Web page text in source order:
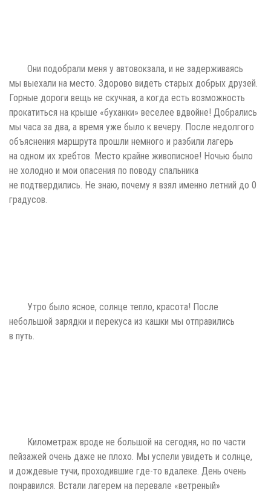
Они подобрали меня у автовокзала, и не задерживаясь
мы выехали на место. Здорово видеть старых добрых друзей.
Горные дороги вещь не скучная, а когда есть возможность
прокатиться на крыше «буханки» веселее вдвойне! Добрались
мы часа за два, а время уже было к вечеру. После недолгого
объяснения маршрута прошли немного и разбили лагерь
на одном их хребтов. Место крайне живописное! Ночью было
не холодно и мои опасения по поводу спальника
не подтвердились. Не знаю, почему я взял именно летний до 0
градусов.
Утро было ясное, солнце тепло, красота! После
небольшой зарядки и перекуса из кашки мы отправились
в путь.
Километраж вроде не большой на сегодня, но по части
пейзажей очень даже не плохо. Мы успели увидеть и солнце,
и дождевые тучи, проходившие где-то вдалеке. День очень
понравился. Встали лагерем на перевале «ветреный»